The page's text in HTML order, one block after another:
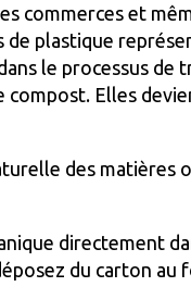
commerces et
de plastique
le processus de
Elles
des
directement
du carton au